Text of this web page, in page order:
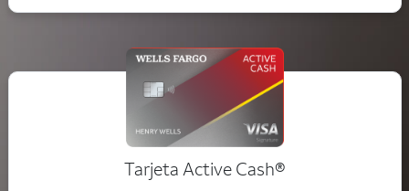
Tarjeta Active Cash®